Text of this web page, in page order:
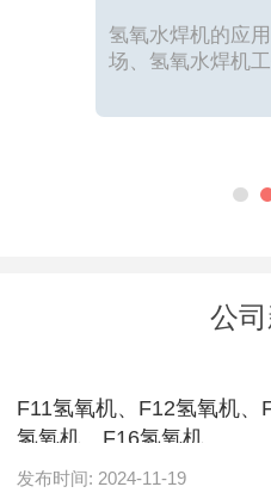
氢氧水焊机的应
场、氢氧水焊机
公
F11氢氧机、F12氢氧机、
氢氧机、F16氢氧机
发布时间: 2024-11-19